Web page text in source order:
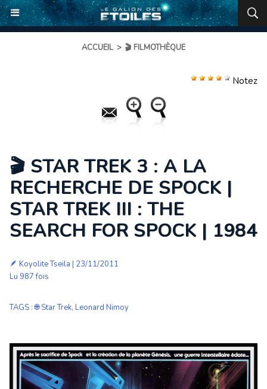
ACCUEIL > 🎬 FILMOTHÈQUE
Notez
🎬 STAR TREK 3 : A LA
RECHERCHE DE SPOCK |
STAR TREK III : THE
SEARCH FOR SPOCK | 1984
🪶 Koyolite Tseila | 23/11/2011
Lu 987 fois
TAGS :🌐 Star Trek, Leonard Nimoy